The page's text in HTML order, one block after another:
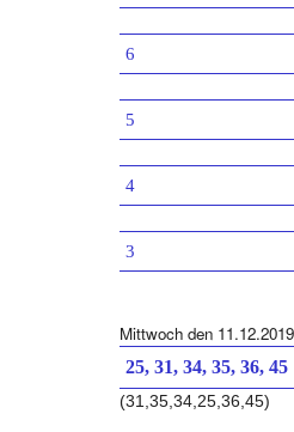
6
5
4
3
Mittwoch den 11.12.2019
25, 31, 34, 35, 36, 45
(31,35,34,25,36,45)